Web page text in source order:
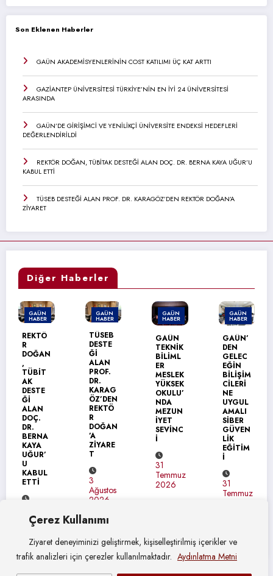
Çerez Kullanımı
Ziyaret deneyiminizi geliştirmek, kişiselleştirilmiş içerikler ve
trafik analizleri için çerezler kullanılmaktadır. Aydınlatma Metni
Son Eklenen Haberler
GAÜN AKADEMİSYENLERİNİN COST KATILIMI ÜÇ KAT ARTTI
GAZİANTEP ÜNİVERSİTESİ TÜRKİYE’NİN EN İYİ 24 ÜNİVERSİTESİ
ARASINDA
GAÜN’DE GİRİŞİMCİ VE YENİLİKÇİ ÜNİVERSİTE ENDEKSİ HEDEFLERİ
DEĞERLENDİRİLDİ
REKTÖR DOĞAN, TÜBİTAK DESTEĞİ ALAN DOÇ. DR. BERNA KAYA UĞUR’U
KABUL ETTİ
TÜSEB DESTEĞİ ALAN PROF. DR. KARAGÖZ’DEN REKTÖR DOĞAN’A
ZİYARET
Diğer Haberler
GAÜN
HABER
TÜSEB
Ğİ
PROF.
KARAG
REKTÖ
R
’A
ZİYARE
T
GAÜN
HABER
GAÜN
TEKNİK
ER
MESLEK
YÜKSEK
OKULU’
NDA
MEZUN
İYET
SEVİNC
HABER
GAÜN’
DEN
GELEC
BİLİŞİM
CİLERİ
NE
AMALI
GÜVEN
31
GAÜN
HABER
DEN
ÜNİVER
SİTESİ
NE
ERASM
ZİYARE
Tİ
Temmuz